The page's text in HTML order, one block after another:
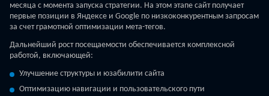
месяца с момента запуска стратегии. На этом этапе сайт получает
первые позиции в Яндексе и Google по низкоконкурентным запросам
за счет грамотной оптимизации мета-тегов.
Дальнейший рост посещаемости обеспечивается комплексной
работой, включающей:
Улучшение структуры и юзабилити сайта
Оптимизацию навигации и пользовательского пути